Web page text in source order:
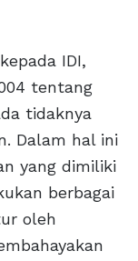
IDI,
tentang
tidaknya
Dalam hal ini
yang dimiliki
berbagai
oleh